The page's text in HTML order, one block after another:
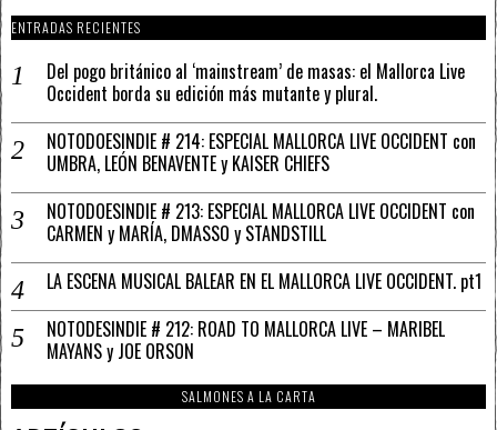
ENTRADAS RECIENTES
Del pogo británico al ‘mainstream’ de masas: el Mallorca Live
Occident borda su edición más mutante y plural.
NOTODOESINDIE # 214: ESPECIAL MALLORCA LIVE OCCIDENT con
UMBRA, LEÓN BENAVENTE y KAISER CHIEFS
NOTODOESINDIE # 213: ESPECIAL MALLORCA LIVE OCCIDENT con
CARMEN y MARÍA, DMASSO y STANDSTILL
LA ESCENA MUSICAL BALEAR EN EL MALLORCA LIVE OCCIDENT. pt1
NOTODESINDIE # 212: ROAD TO MALLORCA LIVE – MARIBEL
MAYANS y JOE ORSON
SALMONES A LA CARTA